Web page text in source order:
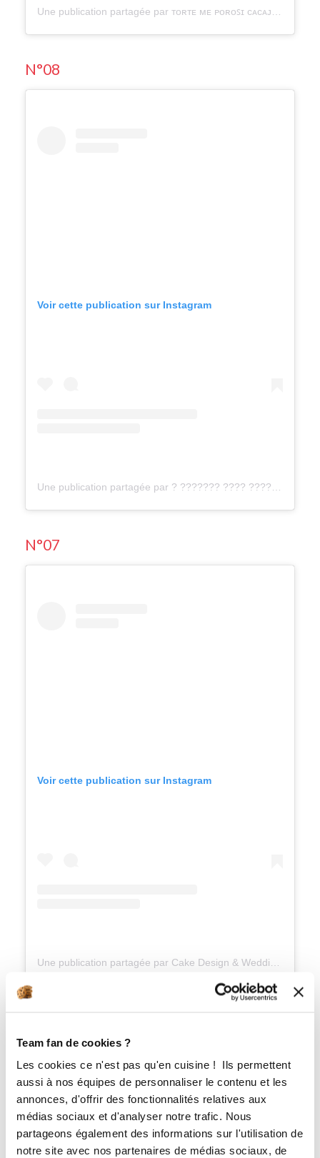
Team fan de cookies ?
Les cookies ce n'est pas qu'en cuisine ! Ils permettent
aussi à nos équipes de personnaliser le contenu et les
annonces, d'offrir des fonctionnalités relatives aux
médias sociaux et d'analyser notre trafic. Nous
partageons également des informations sur l'utilisation de
notre site avec nos partenaires de médias sociaux, de
N°08
Voir cette publication sur Instagram
N°07
Voir cette publication sur Instagram
Une publication partagée par Cake Design & Wedding Cake (@d.licia_cake)